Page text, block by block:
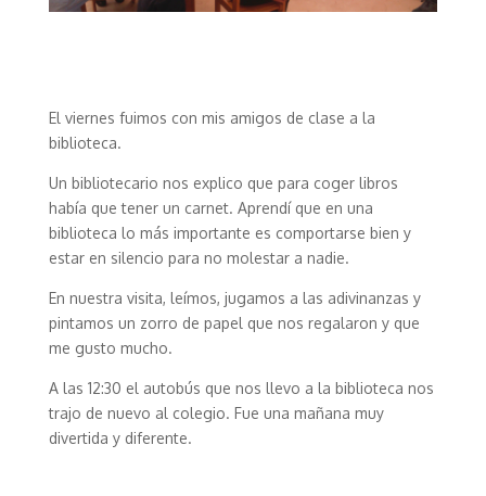
El viernes fuimos con mis amigos de clase a la
biblioteca.
Un bibliotecario nos explico que para coger libros
había que tener un carnet. Aprendí que en una
biblioteca lo más importante es comportarse bien y
estar en silencio para no molestar a nadie.
En nuestra visita, leímos, jugamos a las adivinanzas y
pintamos un zorro de papel que nos regalaron y que
me gusto mucho.
A las 12:30 el autobús que nos llevo a la biblioteca nos
trajo de nuevo al colegio. Fue una mañana muy
divertida y diferente.